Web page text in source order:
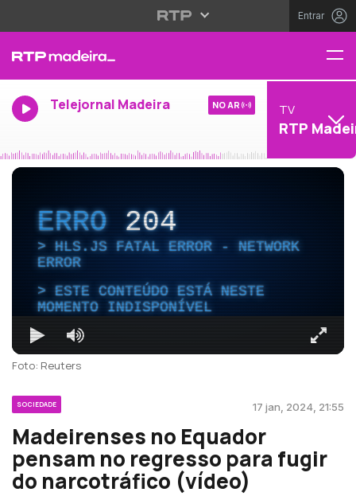
Entrar
Telejornal Madeira NO AR TV
RTP
ERRO204
HLS.JS FATAL ERROR - NETWORK
ERROR
ESTE CONTEÚDO ESTÁ NESTE
MOMENTO INDISPONÍVEL
Foto: Reuters
SOCIEDADE 17 jan, 2024, 21:55
Madeirenses no Equador
pensam no regresso para fugir
do narcotráfico (vídeo)